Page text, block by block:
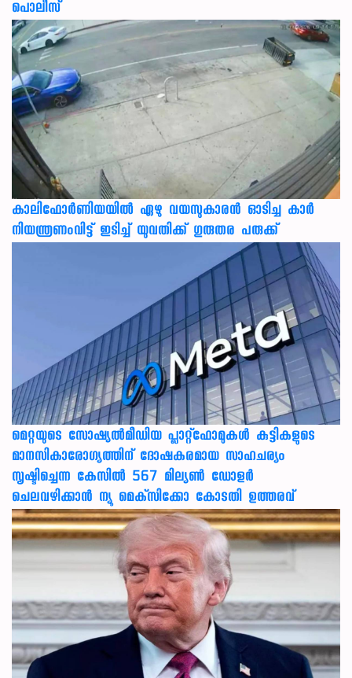
പൊലീസ്
കാലിഫോര്‍ണിയയില്‍ ഏഴു വയസുകാരന്‍ ഓടിച്ച കാര്‍
നിയന്ത്രണംവിട്ട് ഇടിച്ച് യുവതിക്ക് ഗുരുതര പരുക്ക്
മെറ്റയുടെ സോഷ്യല്‍മീഡിയ പ്ലാറ്റ്‌ഫോമുകള്‍ കുട്ടികളുടെ
മാനസികാരോഗ്യത്തിന് ദോഷകരമായ സാഹചര്യം
സൃഷ്ടിച്ചെന്ന കേസില്‍ 567 മില്യണ്‍ ഡോളര്‍
ചെലവഴിക്കാന്‍ ന്യൂ മെക്‌സിക്കോ കോടതി ഉത്തരവ്